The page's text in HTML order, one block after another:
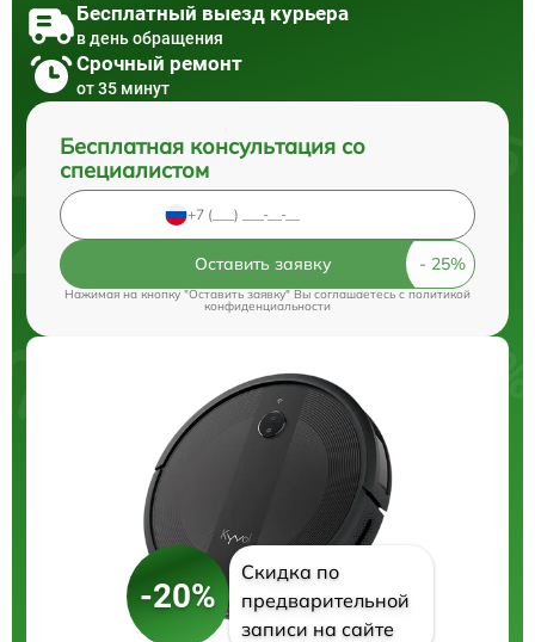
Бесплатный выезд курьера
в день обращения
Срочный ремонт
от 35 минут
Бесплатная консультация со
специалистом
Оставить заявку
Нажимая на кнопку "Оставить заявку" Вы соглашаетесь cполитикой
конфиденциальности
-20%
Скидка по
предварительной
записи на сайте